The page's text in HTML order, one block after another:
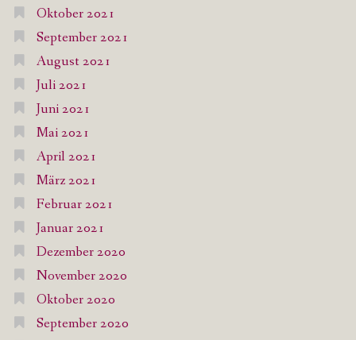
Oktober 2021
September 2021
August 2021
Juli 2021
Juni 2021
Mai 2021
April 2021
März 2021
Februar 2021
Januar 2021
Dezember 2020
November 2020
Oktober 2020
September 2020